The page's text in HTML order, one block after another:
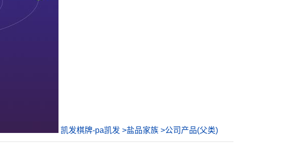
凯发棋牌-pa凯发 >盐品家族 >公司产品(父类)